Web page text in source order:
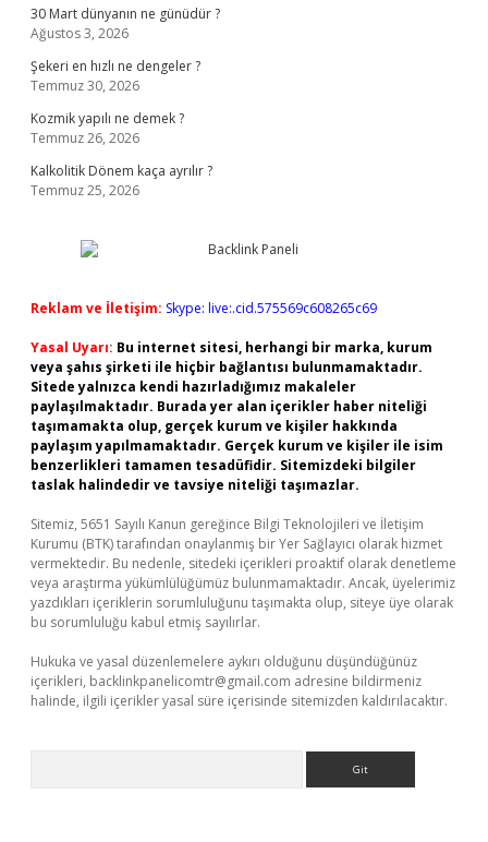
30 Mart dünyanın ne günüdür ?
Ağustos 3, 2026
Şekeri en hızlı ne dengeler ?
Temmuz 30, 2026
Kozmik yapılı ne demek ?
Temmuz 26, 2026
Kalkolitik Dönem kaça ayrılır ?
Temmuz 25, 2026
Reklam ve İletişim: Skype: live:.cid.575569c608265c69
Yasal Uyarı: Bu internet sitesi, herhangi bir marka, kurum
veya şahıs şirketi ile hiçbir bağlantısı bulunmamaktadır.
Sitede yalnızca kendi hazırladığımız makaleler
paylaşılmaktadır. Burada yer alan içerikler haber niteliği
taşımamakta olup, gerçek kurum ve kişiler hakkında
paylaşım yapılmamaktadır. Gerçek kurum ve kişiler ile isim
benzerlikleri tamamen tesadüfidir. Sitemizdeki bilgiler
taslak halindedir ve tavsiye niteliği taşımazlar.
Sitemiz, 5651 Sayılı Kanun gereğince Bilgi Teknolojileri ve İletişim
Kurumu (BTK) tarafından onaylanmış bir Yer Sağlayıcı olarak hizmet
vermektedir. Bu nedenle, sitedeki içerikleri proaktif olarak denetleme
veya araştırma yükümlülüğümüz bulunmamaktadır. Ancak, üyelerimiz
yazdıkları içeriklerin sorumluluğunu taşımakta olup, siteye üye olarak
bu sorumluluğu kabul etmiş sayılırlar.
Hukuka ve yasal düzenlemelere aykırı olduğunu düşündüğünüz
içerikleri, backlinkpanelicomtr@gmail.com adresine bildirmeniz
halinde, ilgili içerikler yasal süre içerisinde sitemizden kaldırılacaktır.